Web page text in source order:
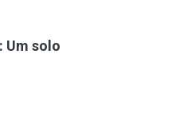
Um solo